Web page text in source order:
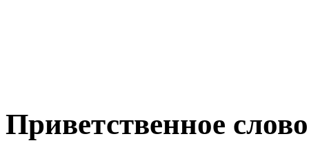
Приветственное